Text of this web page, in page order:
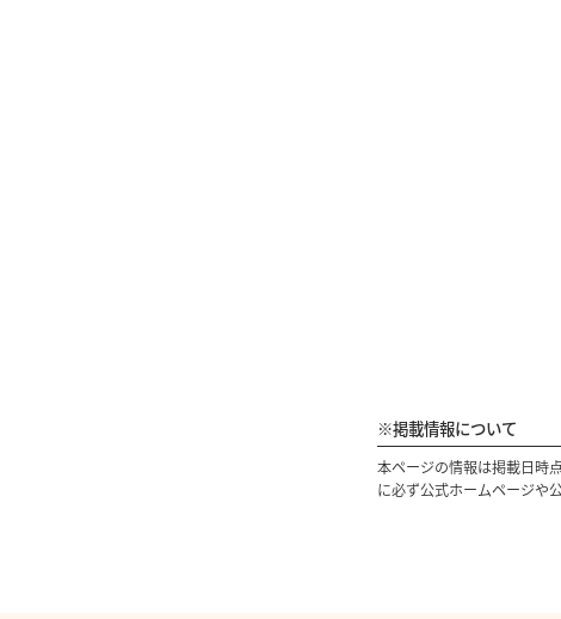
※掲載情報について
本ページの情報は掲載日時
に必ず公式ホームページや